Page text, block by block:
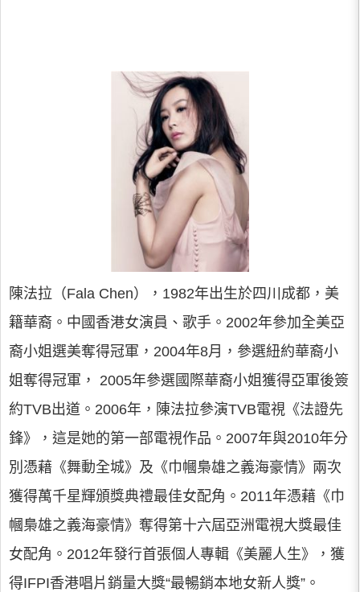
陳法拉（Fala Chen），1982年出生於四川成都，美
籍華裔。中國香港女演員、歌手。2002年參加全美亞
裔小姐選美奪得冠軍，2004年8月，參選紐約華裔小
姐奪得冠軍， 2005年參選國際華裔小姐獲得亞軍後簽
約TVB出道。2006年，陳法拉參演TVB電視《法證先
鋒》，這是她的第一部電視作品。2007年與2010年分
別憑藉《舞動全城》及《巾幗梟雄之義海豪情》兩次
獲得萬千星輝頒獎典禮最佳女配角。2011年憑藉《巾
幗梟雄之義海豪情》奪得第十六屆亞洲電視大獎最佳
女配角。2012年發行首張個人專輯《美麗人生》，獲
得IFPI香港唱片銷量大獎“最暢銷本地女新人獎”。